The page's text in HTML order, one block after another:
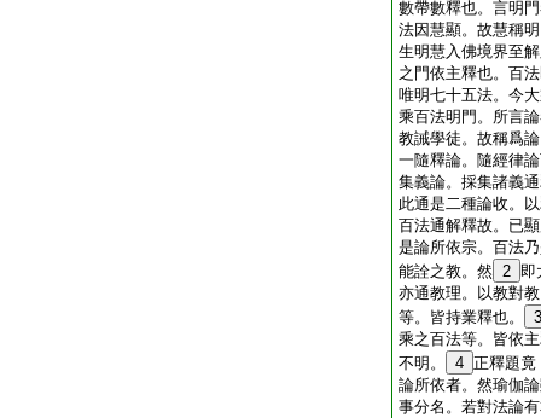
數帶數釋也。言明
法因慧顯。故慧稱
生明慧入佛境界至
之門依主釋也。百
唯明七十五法。今
乘百法明門。所言
教誡學徒。故稱爲
一隨釋論。隨經律
集義論。採集諸義
此通是二種論收。
百法通解釋故。已
是論所依宗。百法
能詮之教。然 2 即
亦通教理。以教對
等。皆持業釋也。
3
乘之百法等。皆依
不明。
4 正釋題竟
論所依者。然瑜伽
事分名。若對法論